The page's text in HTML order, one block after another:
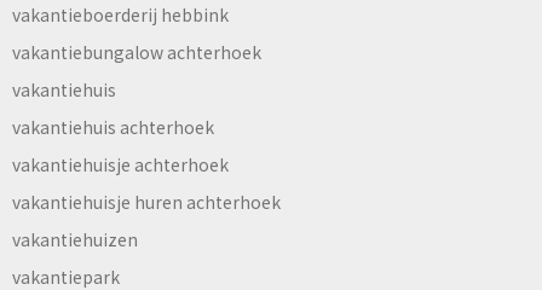
vakantieboerderij hebbink
vakantiebungalow achterhoek
vakantiehuis
vakantiehuis achterhoek
vakantiehuisje achterhoek
vakantiehuisje huren achterhoek
vakantiehuizen
vakantiepark